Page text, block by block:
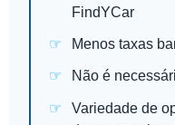
FindYCar
Menos taxas
Não é
Variedade de